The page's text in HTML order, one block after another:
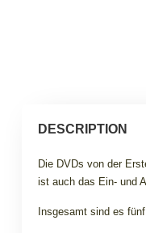
DESCRIPTION
Die DVDs von der
ist auch das Ein- und
Insgesamt sind es